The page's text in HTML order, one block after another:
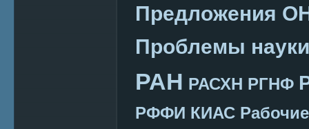
Предложения
Проблемы науки
РАН РАСХН РГНФ
РФФИ КИАС